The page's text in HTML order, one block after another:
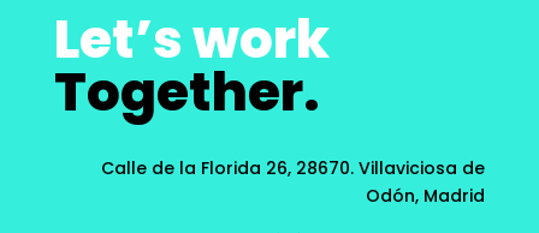
Let’s work
Together.
Calle de la Florida 26, 28670.Villaviciosa de
Odón, Madrid